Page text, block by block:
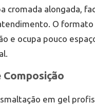
cromada alongada,
O formato
e ocupa pouco
Composição
em gel